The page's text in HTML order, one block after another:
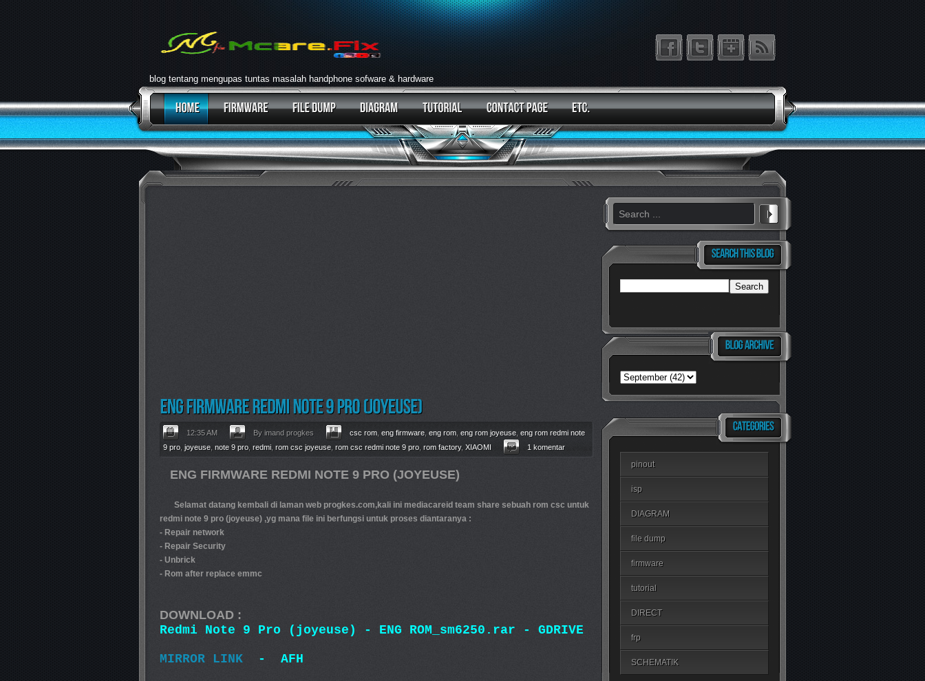
blog tentang mengupas tuntas masalah handphone sofware & hardware
12:35 AM By imand progkes csc rom eng firmware eng rom eng rom joyeuse eng rom redmi note
9 pro joyeuse note 9 pro redmi rom csc joyeuse rom csc redmi note 9 pro rom factory, XIAOMI 1 komentar
ENG FIRMWARE REDMI NOTE 9 PRO (JOYEUSE)
Selamat datang kembali di laman web progkes.com,kali ini mediacareid team share sebuah rom csc untuk
redmi note 9 pro (joyeuse) ,yg mana file ini berfungsi untuk proses diantaranya :
- Repair network
- Repair Security
- Unbrick
- Rom after replace emmc
DOWNLOAD :
Redmi Note 9 Pro (joyeuse) - ENG ROM_sm6250.rar - GDRIVE
MIRROR LINK - AFH
pinout
isp
DIAGRAM
file dump
firmware
tutorial
DIRECT
frp
SCHEMATIK